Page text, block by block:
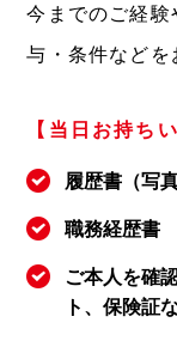
今までのご経
与・条件などを
【当日お持ち
履歴書（写
職務経歴書
ご本人を確
ト、保険証